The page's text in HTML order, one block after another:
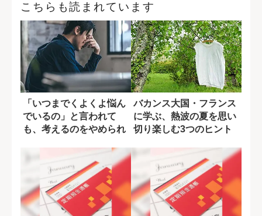
こちらも読まれています
「いつまでくよくよ悩ん
でいるの」と言われて
も、考えるのをやめられ
バカンス大国・フランス
に学ぶ、熱波の夏を思い
切り楽しむ3つのヒント